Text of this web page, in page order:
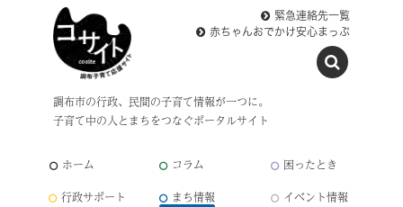
調布市の行政、民間の子育て情報が一つに。
子育て中の人とまちをつなぐポータルサイト
緊急連絡先一覧
赤ちゃんおでかけ安心まっぷ
ホーム コラム
困ったとき
行政サポート
まち情報 イベント情報